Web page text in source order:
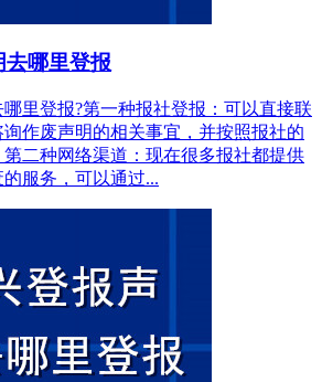
去哪里登报
里登报?第一种报社登报：可以直接联
作废声明的相关事宜，并按照报社的
二种网络渠道：现在很多报社都提供
服务，可以通过...